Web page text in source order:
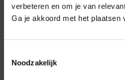
verbeteren en om je van
Ga je akkoord met het plaatsen
Noodzakelijk
Over ons
Bezuidenhoutseweg 12